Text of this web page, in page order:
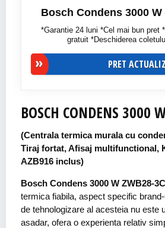
Bosch Condens 3000 W
*Garantie 24 luni *Cel mai bun pret
gratuit *Deschiderea
PRET
BOSCH CONDENS 3000
(Centrala termica murala cu
Tiraj fortat, Afisaj multifunctional,
AZB916 inclus)
Bosch Condens 3000 W ZWB28-
termica fiabila, aspect specific
de tehnologizare al acesteia nu este
asadar, ofera o experienta relativ